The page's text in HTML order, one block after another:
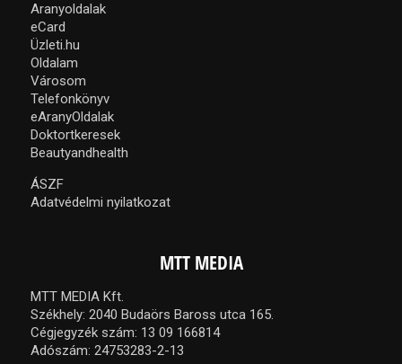
Aranyoldalak
eCard
Üzleti.hu
Oldalam
Városom
Telefonkönyv
eAranyOldalak
Doktortkeresek
Beautyandhealth
ÁSZF
Adatvédelmi nyilatkozat
MTT MEDIA
MTT MEDIA Kft.
Székhely: 2040 Budaörs Baross utca 165.
Cégjegyzék szám: 13 09 166814
Adószám: 24753283-2-13